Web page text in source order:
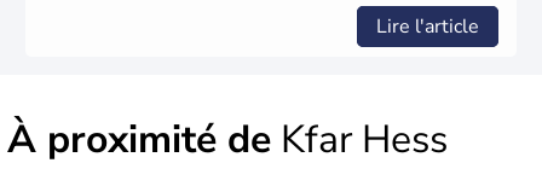
Lire l'article
À proximité de Kfar Hess